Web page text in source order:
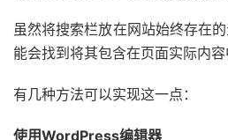
虽然将搜索栏放在网站始终存在
能会找到将其包含在页面实际内容
有几种方法可以实现这一点：
使用WordPress编辑器